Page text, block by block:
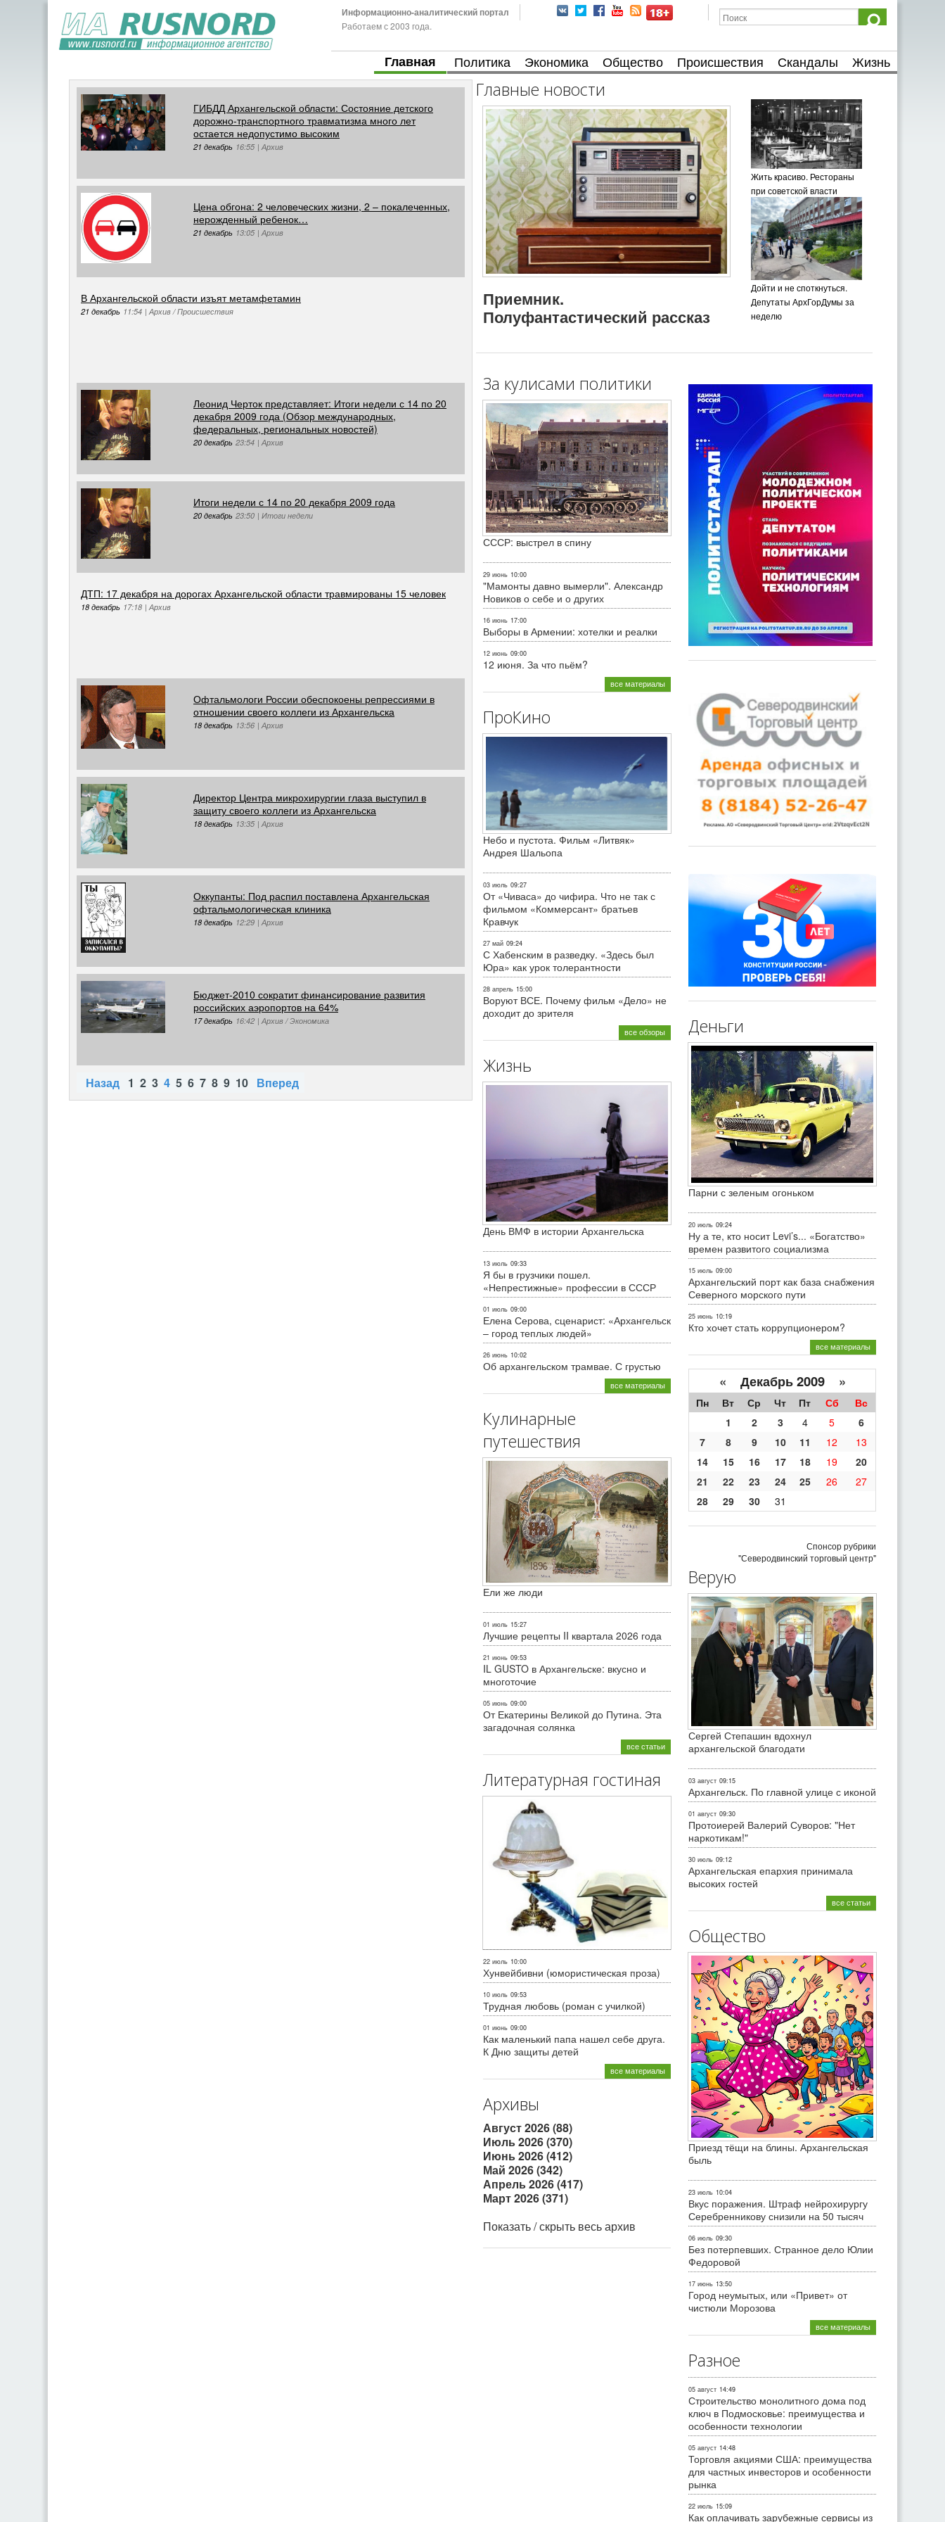
Информационно-аналитический портал
Работаем с 2003 года.
Главная Политика Экономика Общество Происшествия Скандалы Жизнь
ГИБДД Архангельской области: Состояние детского
дорожно-транспортного травматизма много лет
остается недопустимо высоким
21 декабрь 16:55 |Архив
Цена обгона: 2 человеческих жизни, 2 – покалеченных,
нерожденный ребенок…
21 декабрь 13:05 |Архив
В Архангельской области изъят метамфетамин
21 декабрь 11:54 |Архив / Происшествия
Леонид Черток представляет: Итоги недели с 14 по 20
декабря 2009 года (Обзор международных,
федеральных, региональных новостей)
20 декабрь 23:54 |Архив
Итоги недели с 14 по 20 декабря 2009 года
20 декабрь 23:50 | Итоги недели
ДТП: 17 декабря на дорогах Архангельской области травмированы 15 человек
18 декабрь 17:18 |Архив
Офтальмологи России обеспокоены репрессиями в
отношении своего коллеги из Архангельска
18 декабрь 13:56 |Архив
Директор Центра микрохирургии глаза выступил в
защиту своего коллеги из Архангельска
18 декабрь 13:35 |Архив
Оккупанты: Под распил поставлена Архангельская
офтальмологическая клиника
18 декабрь 12:29 |Архив
Бюджет-2010 сократит финансирование развития
российских аэропортов на 64%
17 декабрь 16:42 |Архив / Экономика
Назад 1 2 3 4 5 6 7 8 9 10 Вперед
Главные новости
Приемник.
Полуфантастический рассказ
Жить красиво. Рестораны
при советской власти
Дойти и не споткнуться.
Депутаты АрхГорДумы за
неделю
За кулисами политики
СССР: выстрел в спину
29 июнь 10:00
"Мамонты давно вымерли". Александр
Новиков о себе и о других
16 июнь 17:00
Выборы в Армении: хотелки и реалки
12 июнь 09:00
12 июня. За что пьём?
все материалы
ПроКино
Небо и пустота. Фильм «Литвяк»
Андрея Шальопа
03 июль 09:27
От «Чиваса» до чифира. Что не так с
фильмом «Коммерсант» братьев
Кравчук
27 май 09:24
С Хабенским в разведку. «Здесь был
Юра» как урок толерантности
28 апрель 15:00
Воруют ВСЕ. Почему фильм «Дело» не
доходит до зрителя
все обзоры
Жизнь
День ВМФ в истории Архангельска
13 июль 09:33
Я бы в грузчики пошел.
«Непрестижные» профессии в СССР
01 июль 09:00
Елена Серова, сценарист: «Архангельск
– город теплых людей»
26 июнь 10:02
Об архангельском трамвае. С грустью
все материалы
Кулинарные
путешествия
Ели же люди
01 июль 15:27
Лучшие рецепты II квартала 2026 года
21 июнь 09:53
IL GUSTO в Архангельске: вкусно и
многоточие
05 июнь 09:00
От Екатерины Великой до Путина. Эта
загадочная солянка
все статьи
Литературная гостиная
22 июль 10:00
Хунвейбивни (юмористическая проза)
10 июль 09:53
Трудная любовь (роман с училкой)
01 июнь 09:00
Как маленький папа нашел себе друга.
К Дню защиты детей
все материалы
Архивы
Август 2026 (88)
Июль 2026 (370)
Июнь 2026 (412)
Май 2026 (342)
Апрель 2026 (417)
Март 2026 (371)
Показать / скрыть весь архив
Деньги
Парни с зеленым огоньком
20 июль 09:24
Ну а те, кто носит Levi’s... «Богатство»
времен развитого социализма
15 июль 09:00
Архангельский порт как база снабжения
Северного морского пути
25 июнь 10:19
Кто хочет стать коррупционером?
все материалы
« Декабрь 2009 »
Пн Вт Ср Чт Пт Сб
Вс
1
2 3 4 5
6
7
8 9 10 11 12
13
14
15 16 17 18 19
20
21
22 23 24 25 26
27
28
29 30 31
Спонсор рубрики
"Северодвинский торговый центр"
Верую
Сергей Степашин вдохнул
архангельской благодати
03 август 09:15
Архангельск. По главной улице с иконой
01 август 09:30
Протоиерей Валерий Суворов: "Нет
наркотикам!"
30 июль 09:12
Архангельская епархия принимала
высоких гостей
все статьи
Общество
Приезд тёщи на блины. Архангельская
быль
23 июль 10:04
Вкус поражения. Штраф нейрохирургу
Серебренникову снизили на 50 тысяч
06 июль 09:30
Без потерпевших. Странное дело Юлии
Федоровой
17 июнь 13:50
Город неумытых, или «Привет» от
чистюли Морозова
все материалы
Разное
05 август 14:49
Строительство монолитного дома под
ключ в Подмосковье: преимущества и
особенности технологии
05 август 14:48
Торговля акциями США: преимущества
для частных инвесторов и особенности
рынка
22 июль 15:09
Как оплачивать зарубежные сервисы из